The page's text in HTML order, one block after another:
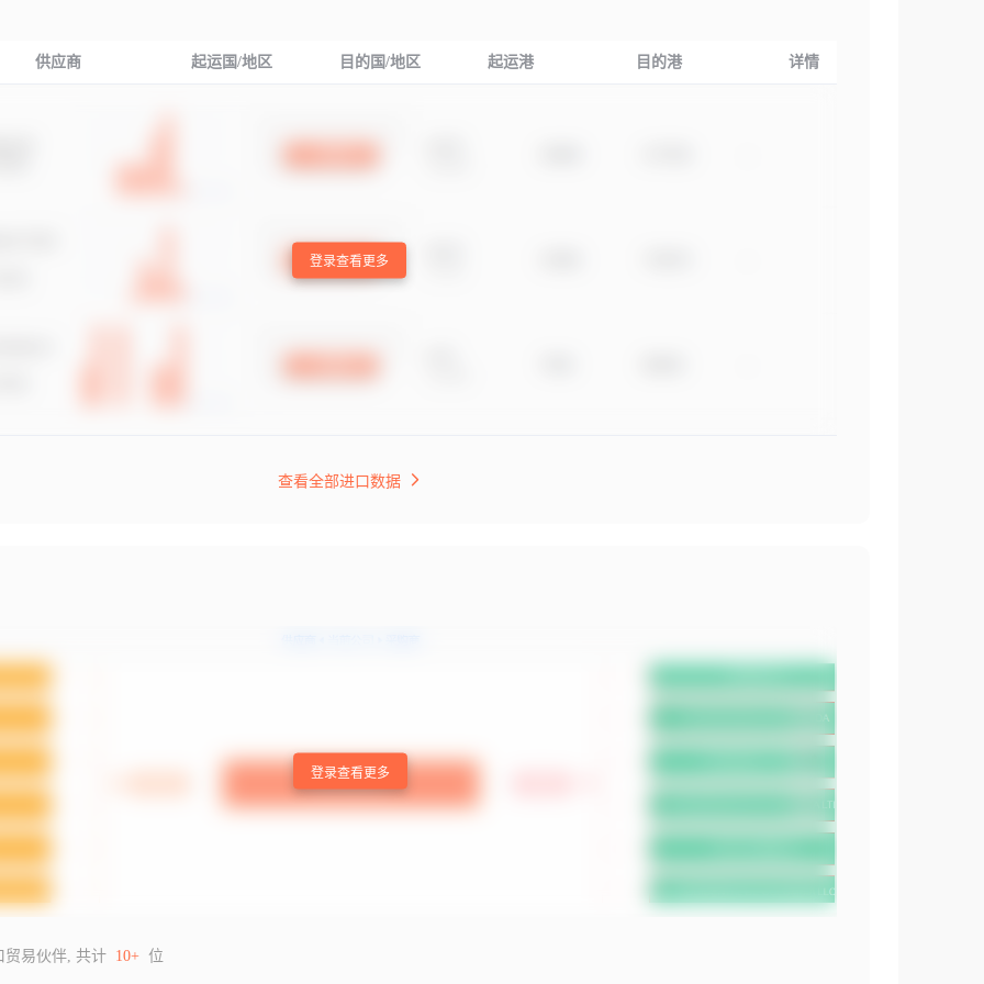
供应商 起运国/地区 目的国/地区 起运港 目的港 详情
登录查看更多
查看全部进口数据
登录查看更多
贸易伙伴, 共计 10+ 位